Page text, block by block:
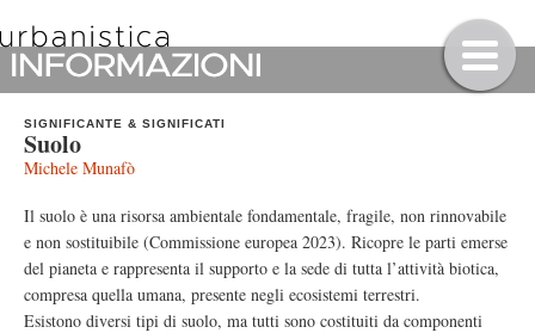
SIGNIFICANTE & SIGNIFICATI
Suolo
Michele Munafò
Il suolo è una risorsa ambientale fondamentale, fragile, non rinnovabile
e non sostituibile (Commissione europea 2023). Ricopre le parti emerse
del pianeta e rappresenta il supporto e la sede di tutta l’attività biotica,
compresa quella umana, presente negli ecosistemi terrestri.
Esistono diversi tipi di suolo, ma tutti sono costituiti da componenti